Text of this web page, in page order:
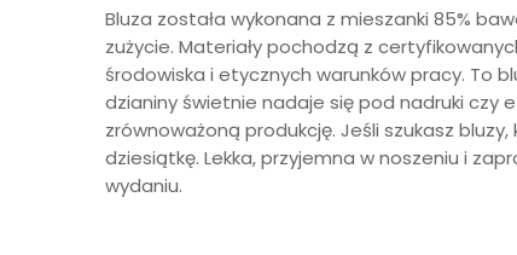
Bluza została wykonana z mieszanki 85%
zużycie. Materiały pochodzą z
środowiska i etycznych warunków pracy. To
dzianiny świetnie nadaje się pod nadruki czy
zrównoważoną produkcję. Jeśli szukasz
dziesiątkę. Lekka, przyjemna w noszeniu i
wydaniu.